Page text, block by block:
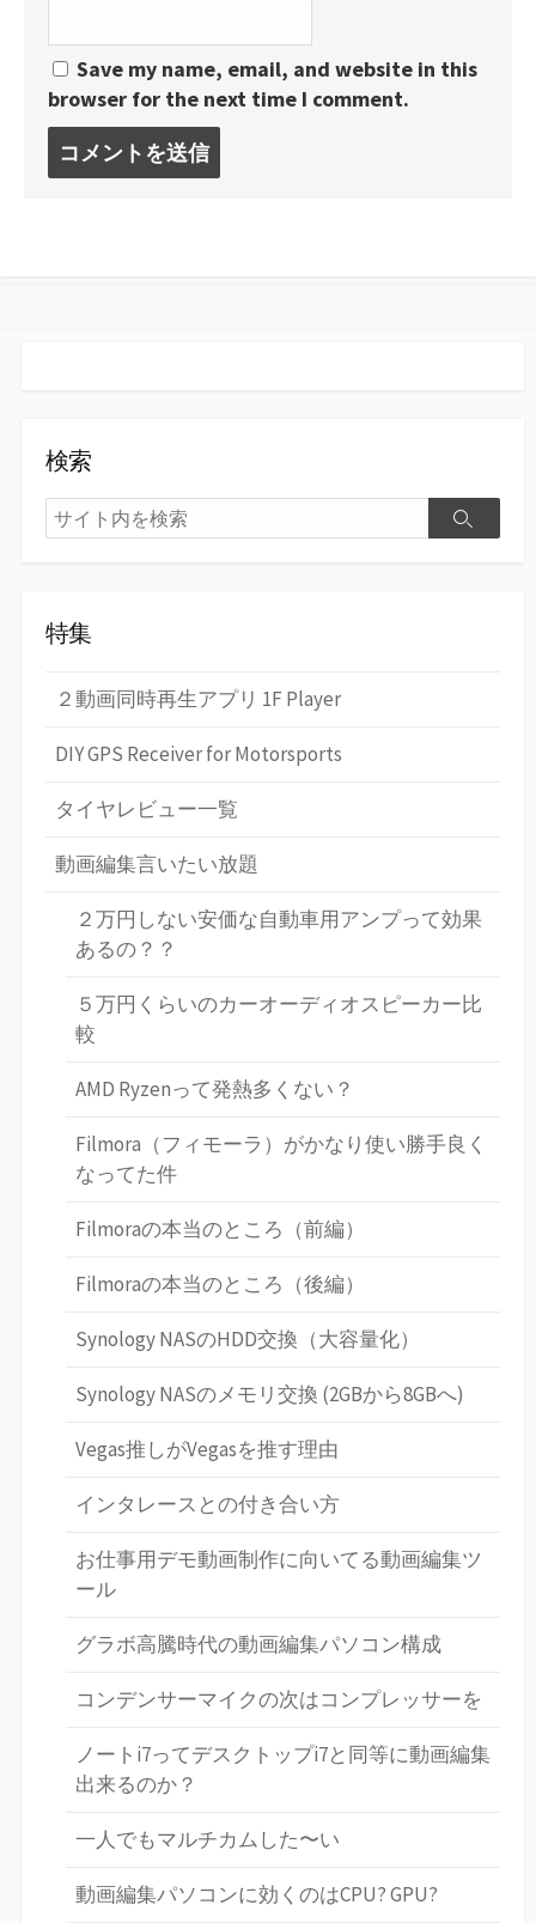
Save my name, email, and website in this
browser for the next time I comment.
メ
検索
検
索
検
特集
２動画同時再生アプリ 1F Player
DIY GPS Receiver for Motorsports
タイヤレビュー一覧
動画編集言いたい放題
２万円しない安価な自動車用アンプって効果
あるの？？
５万円くらいのカーオーディオスピーカー比
較
AMD Ryzenって発熱多くない？
Filmora（フィモーラ）がかなり使い勝手良く
なってた件
Filmoraの本当のところ（前編）
Filmoraの本当のところ（後編）
Synology NASのHDD交換（大容量化）
Synology NASのメモリ交換 (2GBから8GBへ)
Vegas推しがVegasを推す理由
インタレースとの付き合い方
お仕事用デモ動画制作に向いてる動画編集ツ
ール
グラボ高騰時代の動画編集パソコン構成
コンデンサーマイクの次はコンプレッサーを
ノートi7ってデスクトップi7と同等に動画編集
出来るのか？
一人でもマルチカムした〜い
動画編集パソコンに効くのはCPU? GPU?